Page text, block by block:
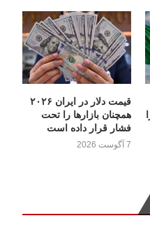
قیمت دلار در ایران ۲۰۲۶
همچنان بازارها را تحت
فشار قرار داده است
7 آگوست 2026